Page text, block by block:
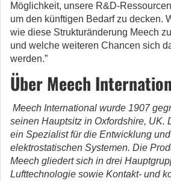
Möglichkeit, unsere R&D-
um den künftigen Bedarf zu decken.
wie diese Strukturänderung Meech
und welche weiteren Chancen sich
werden.”
Über Meech
Meech International wurde 1907
seinen Hauptsitz in Oxfordshire, UK.
ein Spezialist für die Entwicklung
elektrostatischen Systemen. Die
Meech gliedert sich in drei
Lufttechnologie sowie Kontakt- und